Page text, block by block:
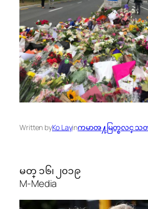
Written byKo Layinကမာၻ႔မြတ္စလင္ သ
မတ္ ၁၆၊ ၂၀၁၉
M-Media